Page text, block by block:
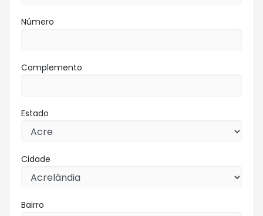
Número
Complemento
Estado
Cidade
Bairro